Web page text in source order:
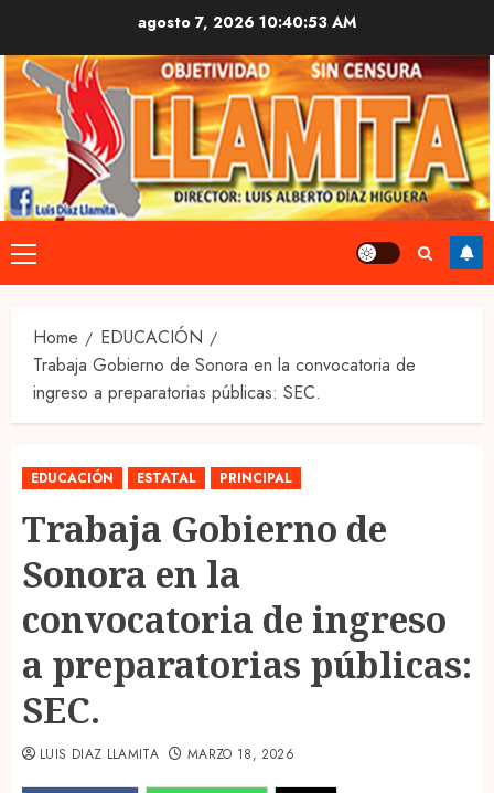
content
agosto 7, 2026 10:40:54 AM
Primary
Menu
Home
EDUCACIÓN
Trabaja Gobierno de Sonora en la convocatoria de
ingreso a preparatorias públicas: SEC.
EDUCACIÓN ESTATAL PRINCIPAL
Trabaja Gobierno de
Sonora en la
convocatoria de ingreso
a preparatorias públicas:
SEC.
LUIS DIAZ LLAMITA MARZO 18, 2026